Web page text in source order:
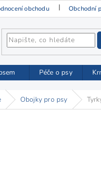
obchodu Obchodní
Péče o psy
Obojky pro psy